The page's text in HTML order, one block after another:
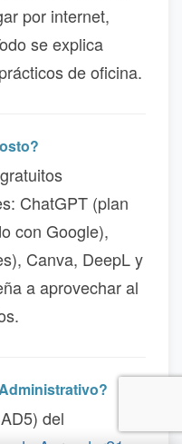
por internet,
se explica
de oficina.
ChatGPT (plan
con Google),
Canva, DeepL y
a aprovechar al
del